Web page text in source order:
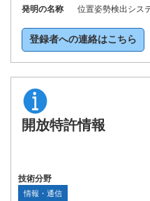
発明の名称
位置姿勢検出シス
登録者への連絡はこちら
開放特許情報
技術分野
情報・通信